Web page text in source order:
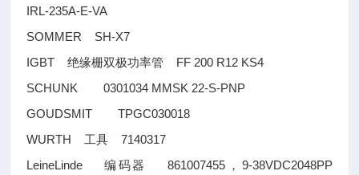
IRL-235A-E-VA
SOMMER SH-X7
IGBT绝缘栅双极功率管
FF 200 R12 KS4
SCHUNK 0301034 MMSK 22-S-PNP
GOUDSMIT TPGC030018
WURTH 工具 7140317
LeineLinde 编码器 861007455 ， 9-38VDC2048PP